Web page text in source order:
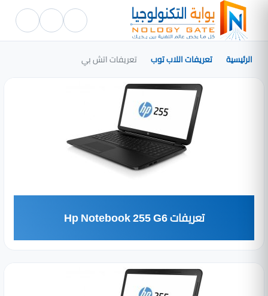
الرئيسية تعريفات اللاب توب تعريفات اتش بي
تعريفات Hp Notebook 255 G6